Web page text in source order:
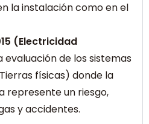
la instalación como en el
(Electricidad
evaluación de los sistemas
físicas) donde la
represente un riesgo,
y accidentes.